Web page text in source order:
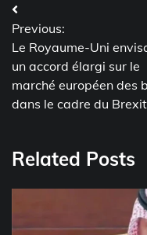
Post
navigation
Previous:
Le Royaume-Uni
un accord élargi sur le
marché européen des
dans le cadre du Brexit
Related Posts